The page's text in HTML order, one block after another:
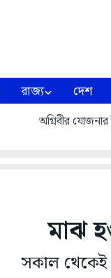
রাজ্য দেশ
অগ্নিবীর যোজনার
মাঝ
সকাল